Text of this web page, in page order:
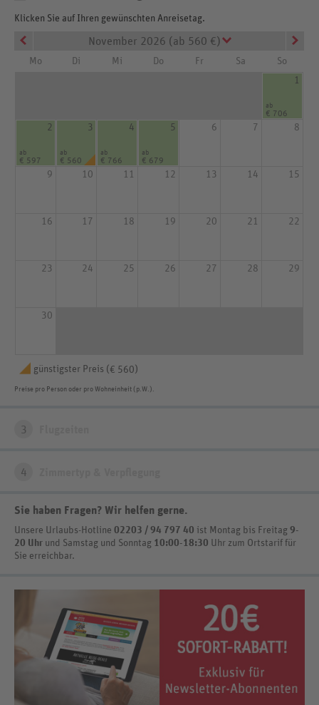
Klicken Sie auf Ihren gewünschten Anreisetag.
November 2026 (ab 560 €)
Mo Di Mi Do Fr Sa
So
1
ab
€ 706
2
ab
€ 597
3
ab
€ 560
4
ab
€ 766
5
ab
€ 679
6 7 8
9 10 11 12 13 14 15
16 17 18 19 20 21 22
23 24 25 26 27 28 29
30
günstigster Preis (€ 560)
Preise pro Person oder pro Wohneinheit (p.W.).
3
4
Sie haben Fragen? Wir helfen gerne.
Unsere Urlaubs-Hotline 02203 / 94 797 40 ist Montag bis Freitag 9-
20 Uhr und Samstag und Sonntag 10:00-18:30 Uhr zum Ortstarif für
Sie erreichbar.